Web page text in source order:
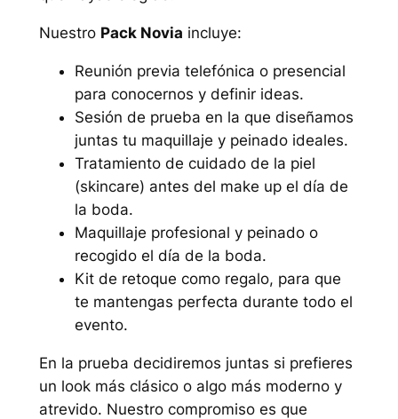
Nuestro Pack Novia incluye:
Reunión previa telefónica o presencial
para conocernos y definir ideas.
Sesión de prueba en la que diseñamos
juntas tu maquillaje y peinado ideales.
Tratamiento de cuidado de la piel
(skincare) antes del make up el día de
la boda.
Maquillaje profesional y peinado o
recogido el día de la boda.
Kit de retoque como regalo, para que
te mantengas perfecta durante todo el
evento.
En la prueba decidiremos juntas si prefieres
un look más clásico o algo más moderno y
atrevido. Nuestro compromiso es que